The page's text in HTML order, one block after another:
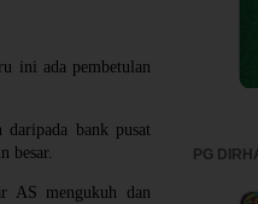
ini ada pembetulan
bank pusat
besar.
AS mengukuh dan
PG